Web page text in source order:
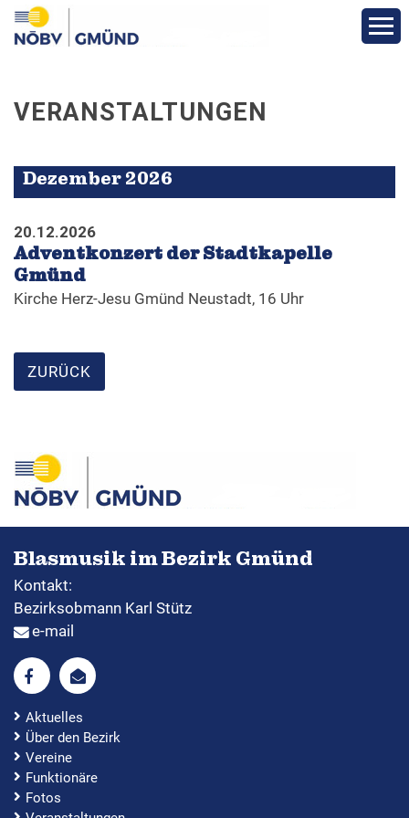
Vereine
Funktionäre
Fotos
Veranstaltungen
Formulare & Downloads
VERANSTALTUNGEN
Dezember 2026
20.12.2026
Adventkonzert der Stadtkapelle
Gmünd
Kirche Herz-Jesu Gmünd Neustadt, 16 Uhr
ZURÜCK
Blasmusik im Bezirk Gmünd
Kontakt:
Bezirksobmann Karl Stütz
e-mail
Aktuelles
Über den Bezirk
Vereine
Funktionäre
Fotos